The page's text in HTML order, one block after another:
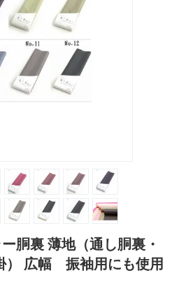
胴裏 薄地（通し胴裏・
） 広幅 振袖用にも使用